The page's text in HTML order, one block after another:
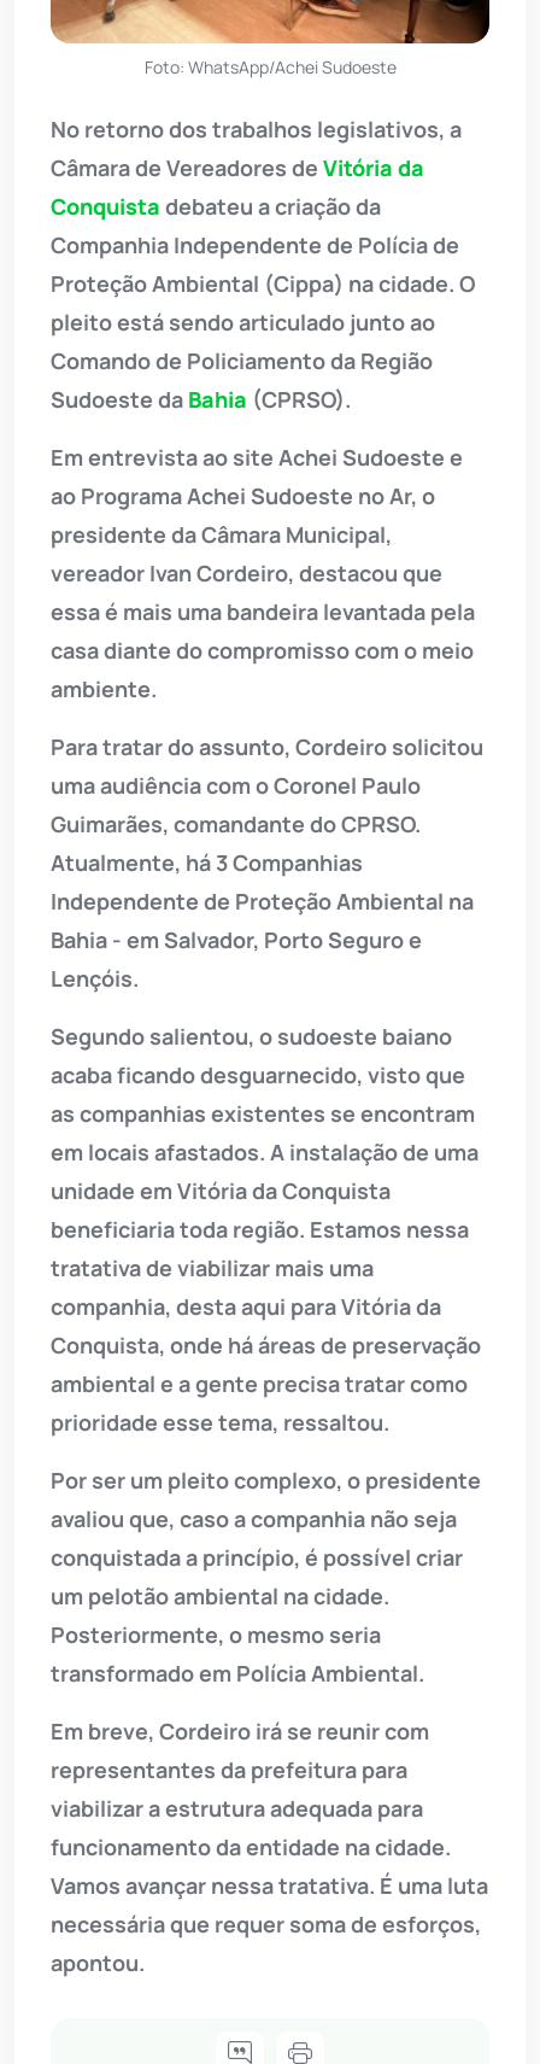
Foto: WhatsApp/Achei Sudoeste
No retorno dos trabalhos legislativos, a
Câmara de Vereadores de Vitória da
Conquista debateu a criação da
Companhia Independente de Polícia de
Proteção Ambiental (Cippa) na cidade. O
pleito está sendo articulado junto ao
Comando de Policiamento da Região
Sudoeste da Bahia (CPRSO).
Em entrevista ao site Achei Sudoeste e
ao Programa Achei Sudoeste no Ar, o
presidente da Câmara Municipal,
vereador Ivan Cordeiro, destacou que
essa é mais uma bandeira levantada pela
casa diante do compromisso com o meio
ambiente.
Para tratar do assunto, Cordeiro solicitou
uma audiência com o Coronel Paulo
Guimarães, comandante do CPRSO.
Atualmente, há 3 Companhias
Independente de Proteção Ambiental na
Bahia - em Salvador, Porto Seguro e
Lençóis.
Segundo salientou, o sudoeste baiano
acaba ficando desguarnecido, visto que
as companhias existentes se encontram
em locais afastados. A instalação de uma
unidade em Vitória da Conquista
beneficiaria toda região. Estamos nessa
tratativa de viabilizar mais uma
companhia, desta aqui para Vitória da
Conquista, onde há áreas de preservação
ambiental e a gente precisa tratar como
prioridade esse tema, ressaltou.
Por ser um pleito complexo, o presidente
avaliou que, caso a companhia não seja
conquistada a princípio, é possível criar
um pelotão ambiental na cidade.
Posteriormente, o mesmo seria
transformado em Polícia Ambiental.
Em breve, Cordeiro irá se reunir com
representantes da prefeitura para
viabilizar a estrutura adequada para
funcionamento da entidade na cidade.
Vamos avançar nessa tratativa. É uma luta
necessária que requer soma de esforços,
apontou.